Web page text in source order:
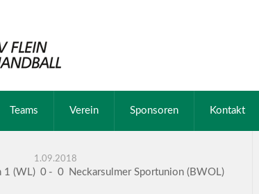
Teams Verein Sponsoren Kontakt
1.09.2018
1 (WL) 0 - 0 Neckarsulmer Sportunion (BWOL)